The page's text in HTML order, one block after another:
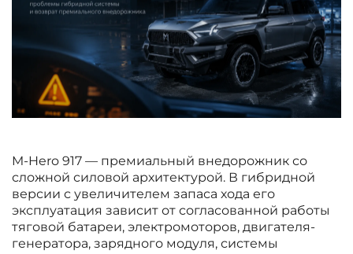
M-Hero 917 — премиальный внедорожник со
сложной силовой архитектурой. В гибридной
версии с увеличителем запаса хода его
эксплуатация зависит от согласованной работы
тяговой батареи, электромоторов, двигателя-
генератора, зарядного модуля, системы